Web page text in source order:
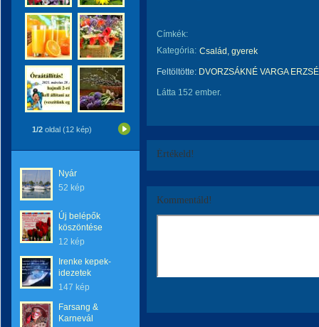
1/2 oldal (12 kép)
Nyár
52 kép
Új belépők
köszöntése
12 kép
Irenke kepek-
idezetek
147 kép
Farsang &
Karnevál
Címkék:
Kategória: Család, gyerek
Feltöltötte: DVORZSÁKNÉ VARGA
Látta 152 ember.
Értékeld!
Kommentáld!